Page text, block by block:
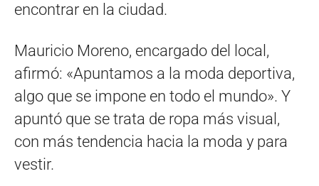
encontrar en la ciudad.
Mauricio Moreno, encargado del local,
afirmó: «Apuntamos a la moda deportiva,
algo que se impone en todo el mundo». Y
apuntó que se trata de ropa más visual,
con más tendencia hacia la moda y para
vestir.